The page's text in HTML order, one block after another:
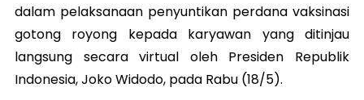
dalam pelaksanaan penyuntikan perdana vaksinasi
gotong royong kepada karyawan yang ditinjau
langsung secara virtual oleh Presiden Republik
Indonesia, Joko Widodo, pada Rabu (18/5).